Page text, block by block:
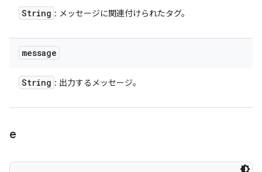
String : メッセージに関連付けられたタグ。
message
String : 出力するメッセージ。
e